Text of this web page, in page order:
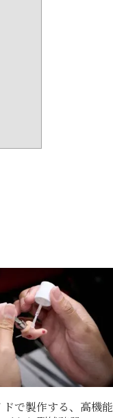
で製作する、高機能